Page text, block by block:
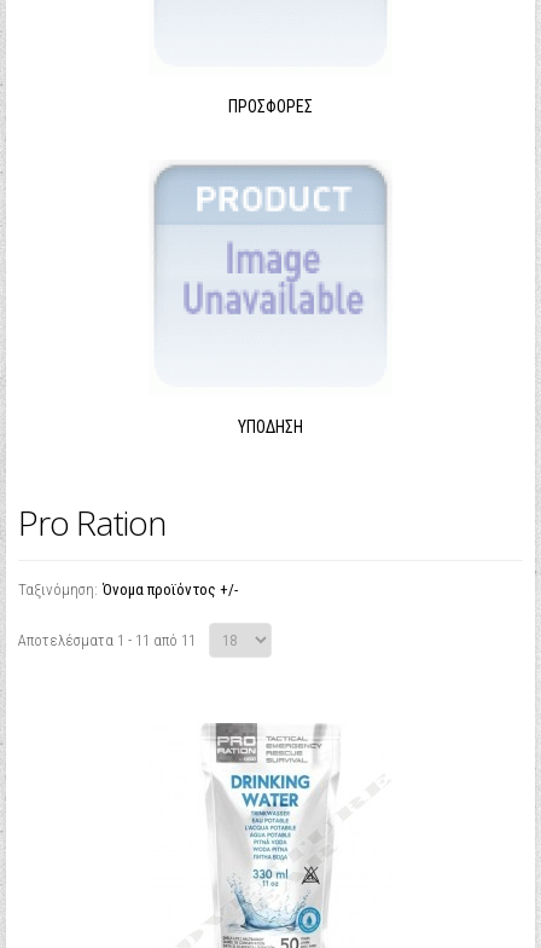
ΠΡΟΣΦΟΡΈΣ
ΥΠΌΔΗΣΗ
Pro Ration
Ταξινόμηση: Όνομα προϊόντος +/-
Αποτελέσματα 1 - 11 από 11